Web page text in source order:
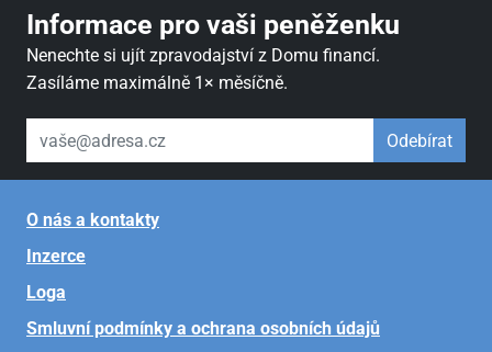
Informace pro vaši peněženku
Nenechte si ujít zpravodajství z Domu financí.
Zasíláme maximálně 1× měsíčně.
váš email Odebírat
O nás a kontakty
Inzerce
Loga
Smluvní podmínky a ochrana osobních údajů